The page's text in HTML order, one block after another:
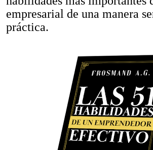
empresarial de una manera
práctica.